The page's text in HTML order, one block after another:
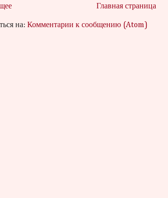
Главная страница
на: Комментарии к сообщению (Atom)